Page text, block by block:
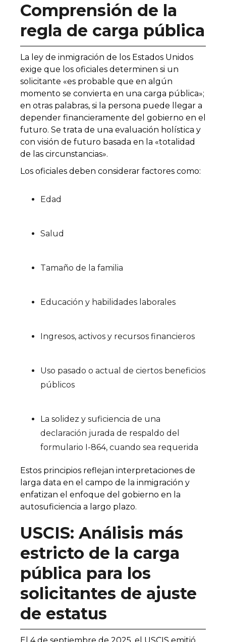
Comprensión de la
regla de carga pública
La ley de inmigración de los Estados Unidos
exige que los oficiales determinen si un
solicitante «es probable que en algún
momento se convierta en una carga pública»;
en otras palabras, si la persona puede llegar a
depender financieramente del gobierno en el
futuro. Se trata de una evaluación holística y
con visión de futuro basada en la «totalidad
de las circunstancias».
Los oficiales deben considerar factores como:
Edad
Salud
Tamaño de la familia
Educación y habilidades laborales
Ingresos, activos y recursos financieros
Uso pasado o actual de ciertos beneficios
públicos
La solidez y suficiencia de una
declaración jurada de respaldo del
formulario I-864, cuando sea requerida
Estos principios reflejan interpretaciones de
larga data en el campo de la inmigración y
enfatizan el enfoque del gobierno en la
autosuficiencia a largo plazo.
USCIS: Análisis más
estricto de la carga
pública para los
solicitantes de ajuste
de estatus